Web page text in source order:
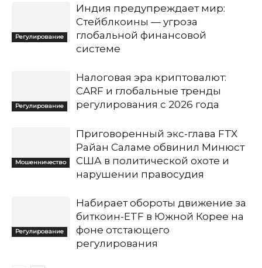
Регулирование
Индия предупреждает мир:
Стейблкоины — угроза
глобальной финансовой
системе
Регулирование
Налоговая эра криптовалют:
CARF и глобальные тренды
регулирования с 2026 года
Мошенничество
Приговоренный экс-глава FTX
Райан Саламе обвинил Минюст
США в политической охоте и
нарушении правосудия
Регулирование
Набирает обороты движение за
биткоин-ETF в Южной Корее на
фоне отстающего
регулирования